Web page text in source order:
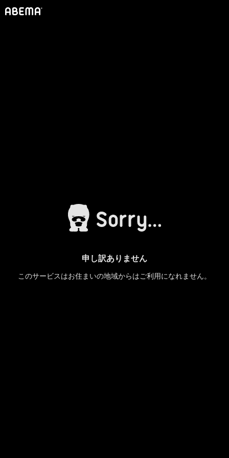
申し訳ありません
このサービスはお住まいの地域からはご利用になれません。